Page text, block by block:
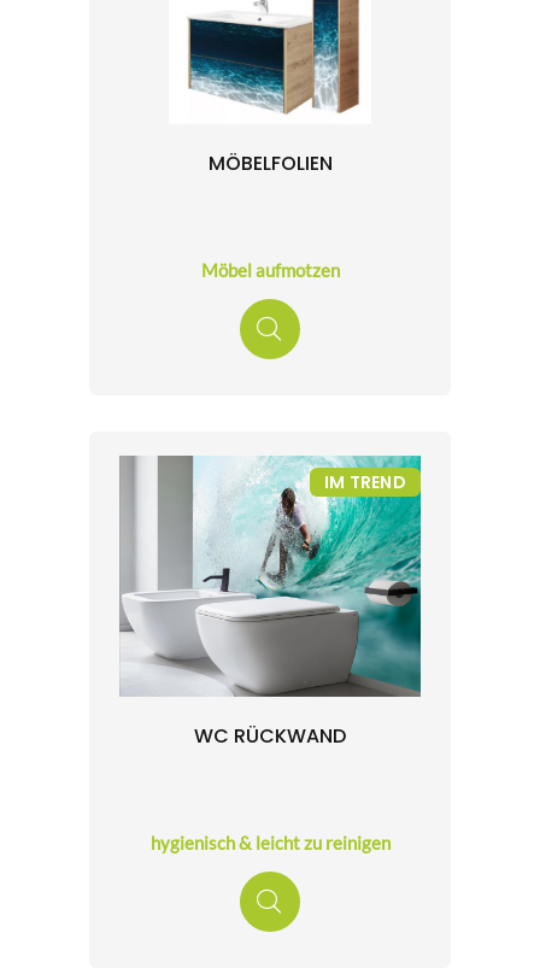
MÖBELFOLIEN
Möbel aufmotzen
WC RÜCKWAND
hygienisch & leicht zu reinigen
IM TREND